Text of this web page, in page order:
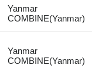
Yanmar
COMBINE(Yanmar)
Yanmar
COMBINE(Yanmar)